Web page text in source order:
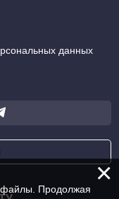
данных
×
файлы. Продолжая